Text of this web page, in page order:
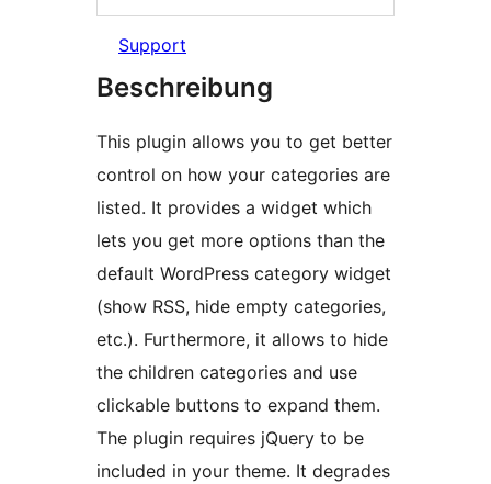
Support
Beschreibung
This plugin allows you to get better
control on how your categories are
listed. It provides a widget which
lets you get more options than the
default WordPress category widget
(show RSS, hide empty categories,
etc.). Furthermore, it allows to hide
the children categories and use
clickable buttons to expand them.
The plugin requires jQuery to be
included in your theme. It degrades